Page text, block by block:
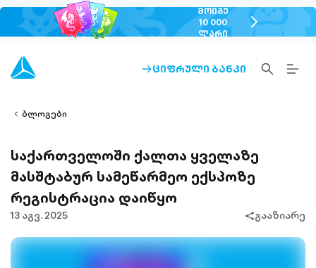
ᲛᲝᲘᲒᲔ
10 000
ᲚᲐᲠᲘ
chevron-
right-
ARROW-
ᲪᲘᲤᲠᲣᲚᲘ ᲑᲐᲜᲙᲘ
SEARCH-
OUTLINED
ბლოგები
საქართველოში ქალთა ყველაზე
მასშტაბურ სამეწარმეო ექსპოზე
რეგისტრაცია დაიწყო
13 აგვ. 2025
share-
გააზიარე